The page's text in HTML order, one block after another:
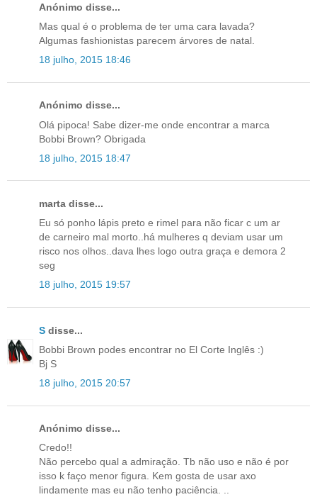
Anónimo disse...
Mas qual é o problema de ter uma cara lavada?
Algumas fashionistas parecem árvores de natal.
18 julho, 2015 18:46
Anónimo disse...
Olá pipoca! Sabe dizer-me onde encontrar a marca
Bobbi Brown? Obrigada
18 julho, 2015 18:47
marta disse...
Eu só ponho lápis preto e rimel para não ficar c um ar
de carneiro mal morto..há mulheres q deviam usar um
risco nos olhos..dava lhes logo outra graça e demora 2
seg
18 julho, 2015 19:57
S disse...
Bobbi Brown podes encontrar no El Corte Inglês :)
Bj S
18 julho, 2015 20:57
Anónimo disse...
Credo!!
Não percebo qual a admiração. Tb não uso e não é por
isso k faço menor figura. Kem gosta de usar axo
lindamente mas eu não tenho paciência. ..